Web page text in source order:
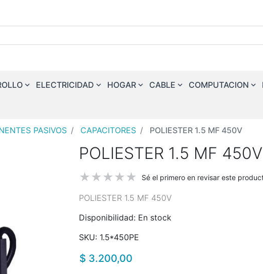
ELECTRICIDAD HOGAR CABLE COMPUTACION
PASIVOS CAPACITORES POLIESTER 1.5 MF 450V
POLIESTER 1.5 MF 450V
Sé el primero en revisar este
POLIESTER 1.5 MF 450V
Disponibilidad: En stock
SKU: 1.5*450PE
$ 3.200,00